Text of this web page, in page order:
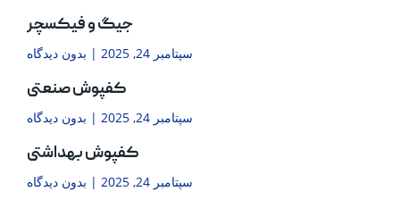
جیگ و فیکسچر
سپتامبر 24, 2025 بدون دیدگاه
کفپوش صنعتی
سپتامبر 24, 2025 بدون دیدگاه
کفپوش بهداشتی
سپتامبر 24, 2025 بدون دیدگاه